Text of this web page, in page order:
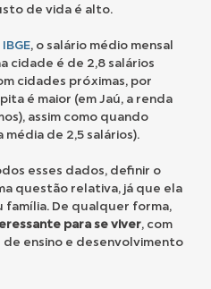
de vida é alto.
, o salário médio mensal
cidade é de 2,8 salários
cidades próximas, por
é maior (em Jaú, a renda
assim como quando
de 2,5 salários).
esses dados, definir o
questão relativa, já que ela
família. De qualquer forma,
para se viver, com
ensino e desenvolvimento